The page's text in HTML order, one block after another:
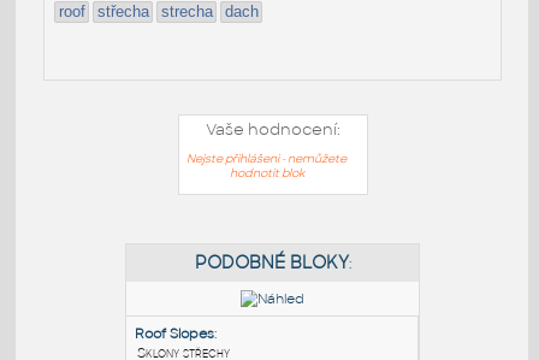
roof střecha strecha dach
Vaše hodnocení:
Nejste přihlášeni - nemůžete
hodnotit blok